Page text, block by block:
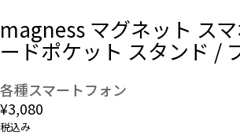
事業内容
お知らせ
magness マグネット ス
ードポケット スタンド /
各種スマートフォン
¥3,080
税込み